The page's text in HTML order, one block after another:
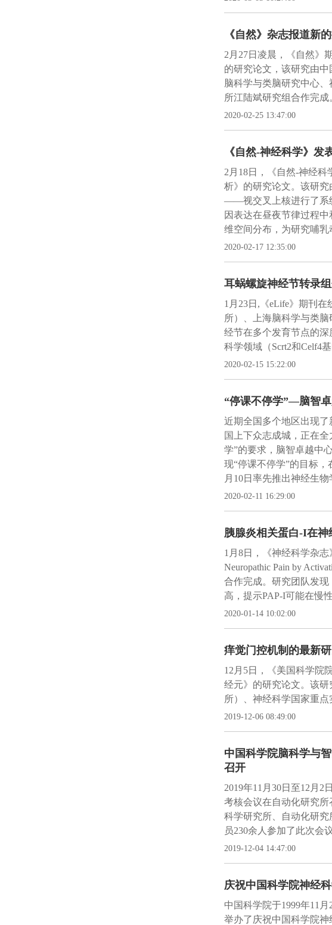
《自然》杂志报道新
2月27日凌晨，《自然》
的研究论文，该研究由
脑科学与类脑研究中心
所江陆斌研究组合作完成
2020-02-25 13:47:00
《自然-神经科学》
2月18日，《自然-神经
析》的研究论文。该研
——视交叉上核进行了系
因表达在昼夜节律过程
维空间分布，为研究哺乳
2020-02-17 12:35:00
耳蜗螺旋神经节转录
1月23日,《eLife》期刊
所）、上海脑科学与类
经节在多个发育节点的
科学领域（Scrt2和
2020-02-15 15:22:00
“停课不停学”—脑智
近期全国多个地区出现
国上下众志成城，正在
学”的要求，脑智卓越中
现“停课不停学”的目标
月10日率先推出神经生
2020-02-11 16:29:00
胰腺炎相关蛋白-I在神
1月8日，《神经科学杂志
Neuropathic Pain by
合作完成。研究团队发
高，提示PAP-I可能在慢
2020-01-14 10:02:00
痒觉门控机制的最新
12月5日，《美国科学院
经元》的研究论文。该
所）、神经科学国家重点
2019-12-06 08:49:00
中国科学院脑科学与
召开
2019年11月30日至12月
考核会议在自动化研究
科学研究所、自动化研
员230余人参加了此次会议
2019-12-04 14:47:00
庆祝中国科学院神经
中国科学院于1999年11
举办了庆祝中国科学院